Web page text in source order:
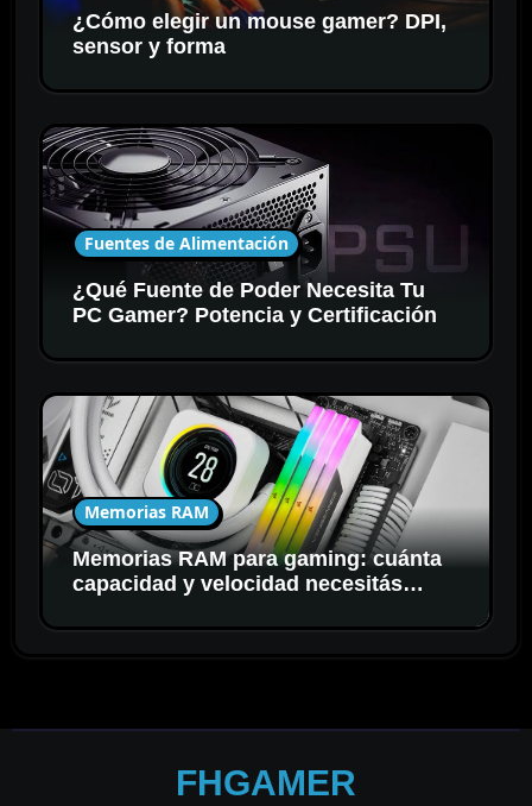
¿Cómo elegir un mouse gamer? DPI,
sensor y forma
Fuentes de Alimentación
¿Qué Fuente de Poder Necesita Tu
PC Gamer? Potencia y Certificación
Memorias RAM
Memorias RAM para gaming: cuánta
capacidad y velocidad necesitás
FHGAMER